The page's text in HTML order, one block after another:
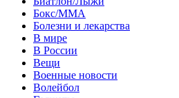
Бокс/MMA
Болезни и лекарства
В мире
В России
Вещи
Военные новости
Волейбол